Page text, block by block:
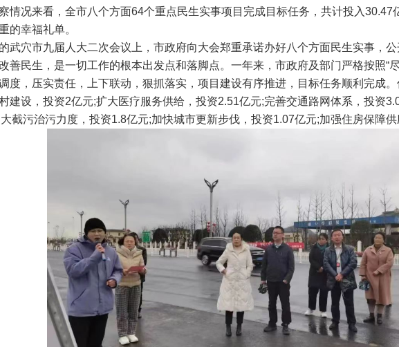
情况来看，全市八个方面64个重点民生实事项目完成目标任务，共计投入30.47
的幸福礼单。
穴市九届人大二次会议上，市政府向大会郑重承诺办好八个方面民生实事，公
善民生，是一切工作的根本出发点和落脚点。一年来，市政府及部门严格按照“
度，压实责任，上下联动，狠抓落实，项目建设有序推进，目标任务顺利完成
建设，投资2亿元;扩大医疗服务供给，投资2.51亿元;完善交通路网体系，投资
截污治污力度，投资1.8亿元;加快城市更新步伐，投资1.07亿元;加强住房保障供